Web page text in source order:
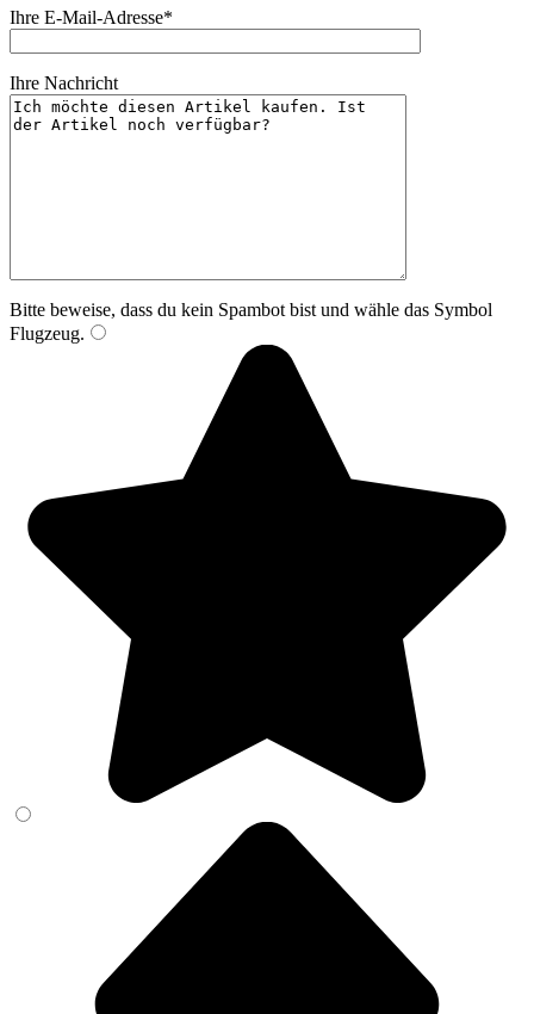
Ihre E-Mail-Adresse*
Ihre Nachricht
Bitte beweise, dass du kein Spambot bist und wähle das Symbol
Flugzeug.